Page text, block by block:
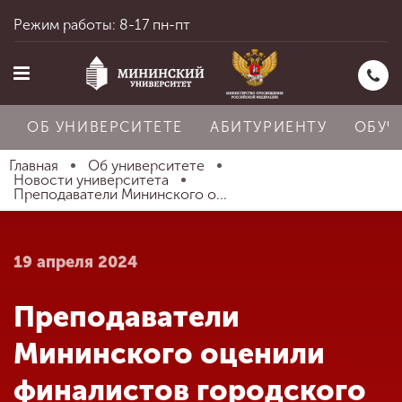
Главная
Абитуриенту
Режим работы: 8-17 пн-пт
ОБ УНИВЕРСИТЕТЕ АБИТУРИЕНТУ
Главная
Об университете
Новости университета
Преподаватели Мининского о...
19 апреля 2024
Преподаватели
Мининского оценили
финалистов городского